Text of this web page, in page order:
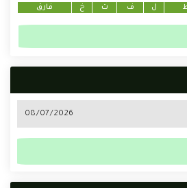
ل ف ت خ فارق